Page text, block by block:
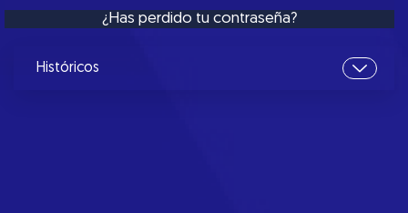
¿Has perdido tu contraseña?
Históricos